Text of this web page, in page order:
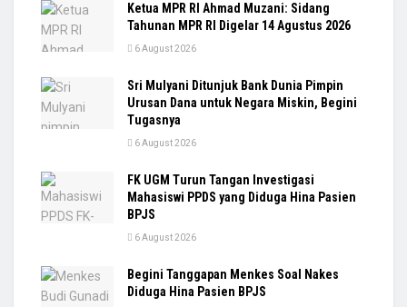
Ketua MPR RI Ahmad Muzani: Sidang
Tahunan MPR RI Digelar 14 Agustus 2026
6 August 2026
Sri Mulyani Ditunjuk Bank Dunia Pimpin
Urusan Dana untuk Negara Miskin, Begini
Tugasnya
6 August 2026
FK UGM Turun Tangan Investigasi
Mahasiswi PPDS yang Diduga Hina Pasien
BPJS
6 August 2026
Begini Tanggapan Menkes Soal Nakes
Diduga Hina Pasien BPJS